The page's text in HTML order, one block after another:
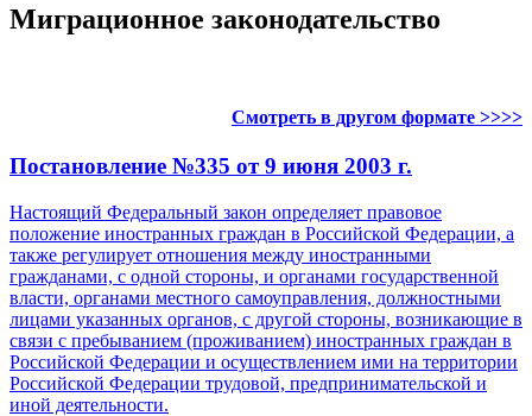
Миграционное законодательство
Смотреть в другом формате >>>>
Постановление №335 от 9 июня 2003 г.
Настоящий Федеральный закон определяет правовое
положение иностранных граждан в Российской Федерации, а
также регулирует отношения между иностранными
гражданами, с одной стороны, и органами государственной
власти, органами местного самоуправления, должностными
лицами указанных органов, с другой стороны, возникающие в
связи с пребыванием (проживанием) иностранных граждан в
Российской Федерации и осуществлением ими на территории
Российской Федерации трудовой, предпринимательской и
иной деятельности.